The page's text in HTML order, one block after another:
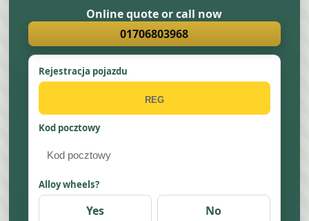
Online quote or call now
01706803968
Rejestracja pojazdu
Kod pocztowy
Alloy wheels?
Yes No